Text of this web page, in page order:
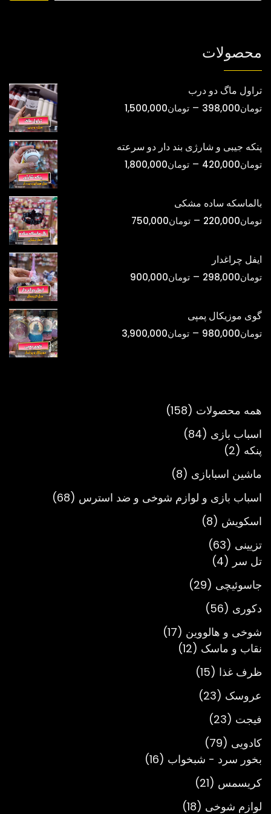
محصولات
تراول ماگ دو درب
تومان398,000
– تومان1,500,000محدوده
پنکه جیبی و شارژی بند دار دو سرعته
تومان420,000
– تومان1,800,000محدوده
تومان420,000
بالماسکه ساده مشکی
تومان220,000
– تومان750,000
تومان750,000
ایفل چراغدار
تومان298,000
– تومان900,000
تومان900,000
گوی موزیکال پمپی
تومان980,000
– تومان3,900,000
همه محصولات
158
158
اسباب بازی 84
84
پنکه 2
2
محصول
ماشین اسبابازی 8
8
اسباب بازی و لوازم شوخی و ضد استرس 68
68
اسکویش 8
8
تزیینی 63
63
محصول
تل سر 4
4
محصول
جاسوئیچی 29
29
دکوری 56
56
محصول
شوخی و هالووین 17
17
نقاب و ماسک 12
12
ظرف غذا 15
15
محصول
عروسک 23
23
فیجت 23
23
محصول
کادویی 79
79
محصول
بخور سرد - شبخواب 16
16
کریسمس 21
21
محصول
لوازم شوخی 18
18